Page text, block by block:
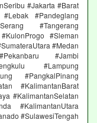
#Jakarta #Barat
#Pandeglang
#Tangerang
#Sleman
#Medan
#Jambi
#Lampung
#PangkalPinang
#KalimantanBarat
#KalimantanSelatan
#KalimantanUtara
#SulawesiTengah